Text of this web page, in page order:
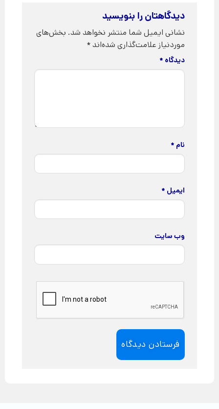
دیدگاهتان را بنویسید
نشانی ایمیل شما منتشر نخواهد شد. بخش‌های
موردنیاز علامت‌گذاری شده‌اند*
دیدگاه *
نام *
ایمیل *
وب‌ سایت